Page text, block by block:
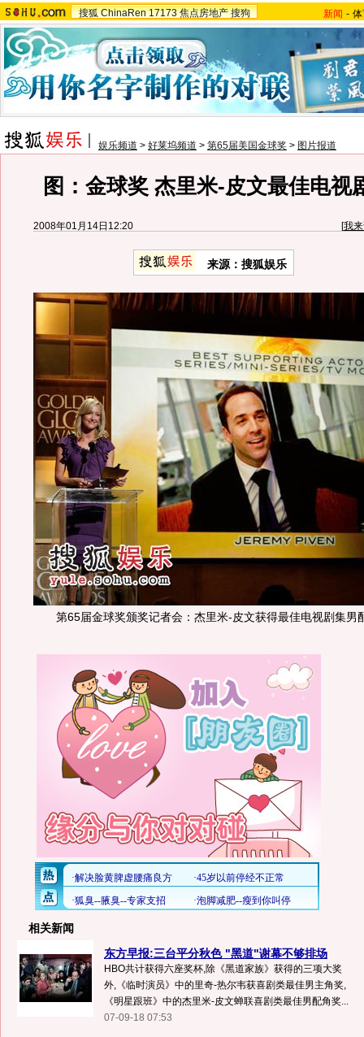
搜狐 ChinaRen 17173 焦点房地产 搜狗 新闻 -
娱乐频道 > 好莱坞频道 > 第65届美国金球奖 > 图片报道
图：金球奖 杰里米-皮文最佳电视
2008年01月14日12:20 [我
来源：搜狐娱乐
第65届金球奖颁奖记者会：杰里米-皮文获得最佳电视剧集男
相关新闻
东方早报:三台平分秋色 "黑道"谢幕不够排场
HBO共计获得六座奖杯,除《黑道家族》获得的三项大奖
外,《临时演员》中的里奇-热尔韦获喜剧类最佳男主角奖,
《明星跟班》中的杰里米-皮文蝉联喜剧类最佳男配角奖...
07-09-18 07:53